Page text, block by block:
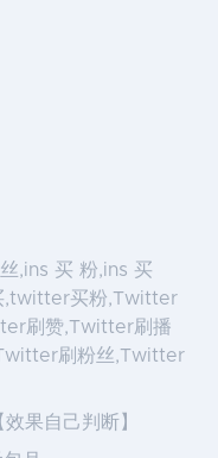
,ins 买 粉,ins 买
,twitter买粉,Twitter
刷赞,Twitter刷播
刷粉丝,Twitter
果自己判断】